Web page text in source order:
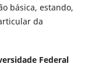
básica, estando,
da
Federal